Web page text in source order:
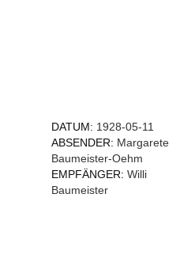
DATUM: 1928-05-11
ABSENDER: Margarete
Baumeister-Oehm
EMPFÄNGER:Willi
Baumeister